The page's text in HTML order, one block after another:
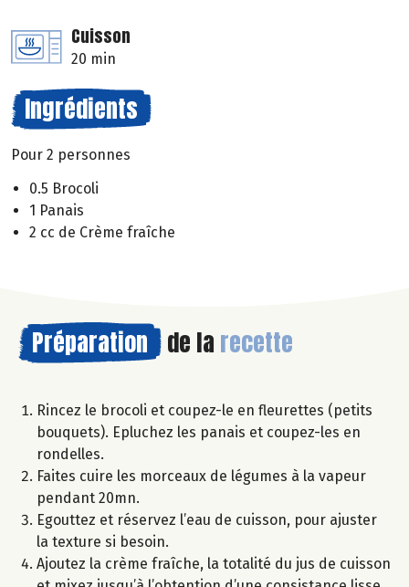
Cuisson
20 min
Ingrédients
Pour 2 personnes
0.5 Brocoli
1 Panais
2 cc de Crème fraîche
Préparation de la recette
Rincez le brocoli et coupez-le en fleurettes (petits
bouquets). Epluchez les panais et coupez-les en
rondelles.
Faites cuire les morceaux de légumes à la vapeur
pendant 20mn.
Egouttez et réservez l’eau de cuisson, pour ajuster
la texture si besoin.
Ajoutez la crème fraîche, la totalité du jus de cuisson